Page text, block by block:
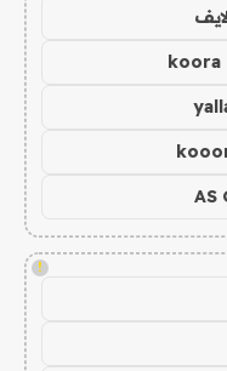
!